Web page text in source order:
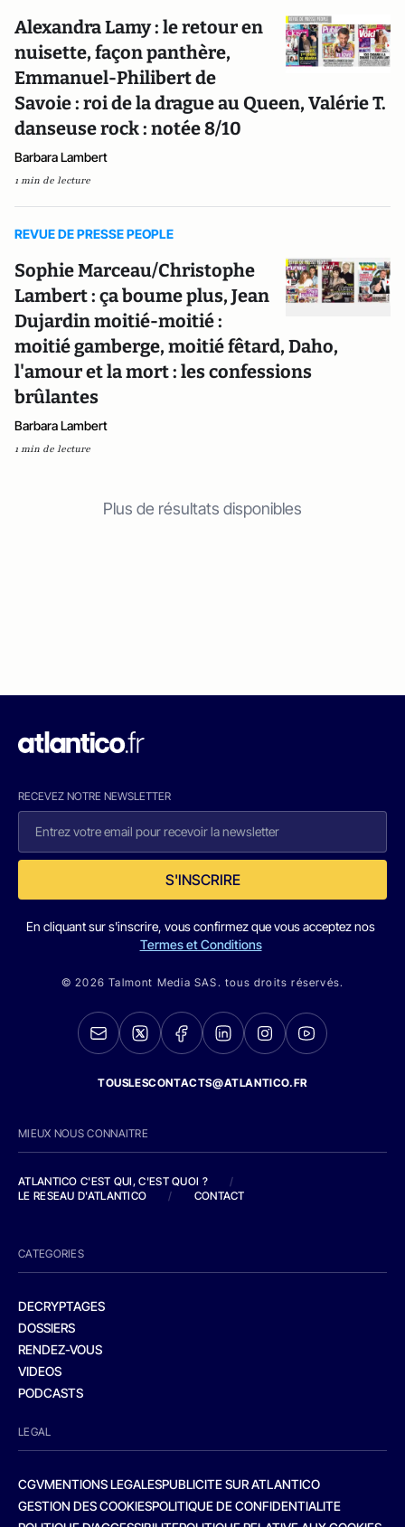
Alexandra Lamy : le retour en
nuisette, façon panthère,
Emmanuel-Philibert de
Savoie : roi de la drague au Queen, Valérie T.
danseuse rock : notée 8/10
Barbara Lambert
1 min de lecture
REVUE DE PRESSE PEOPLE
Sophie Marceau/Christophe
Lambert : ça boume plus, Jean
Dujardin moitié-moitié :
moitié gamberge, moitié fêtard, Daho,
l'amour et la mort : les confessions
brûlantes
Barbara Lambert
1 min de lecture
Plus de résultats disponibles
RECEVEZ NOTRE NEWSLETTER
S'INSCRIRE
En cliquant sur s'inscrire, vous confirmez que vous acceptez nos
Termes et Conditions
© 2026 Talmont Media SAS. tous droits réservés.
TOUSLESCONTACTS@ATLANTICO.FR
MIEUX NOUS CONNAITRE
ATLANTICO C'EST QUI, C'EST QUOI ?
/
LE RESEAU D'ATLANTICO
/ CONTACT
CATEGORIES
DECRYPTAGES
DOSSIERS
RENDEZ-VOUS
VIDEOS
PODCASTS
LEGAL
CGVMENTIONS LEGALESPUBLICITE SUR ATLANTICO
GESTION DES COOKIESPOLITIQUE DE CONFIDENTIALITE